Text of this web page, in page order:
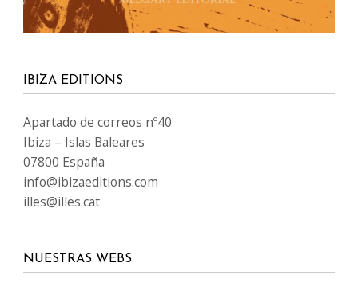
IBIZA EDITIONS
Apartado de correos nº40
Ibiza – Islas Baleares
07800 España
info@ibizaeditions.com
illes@illes.cat
NUESTRAS WEBS